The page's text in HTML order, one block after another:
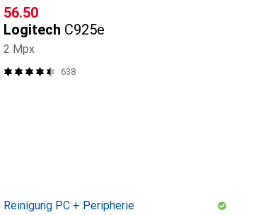
CHF
56.50
Logitech C925e
2 Mpx
638
Reinigung PC + Peripherie